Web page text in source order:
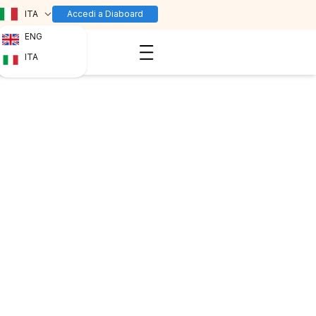
ITA
ENG
ITA
Accedi a Diaboard